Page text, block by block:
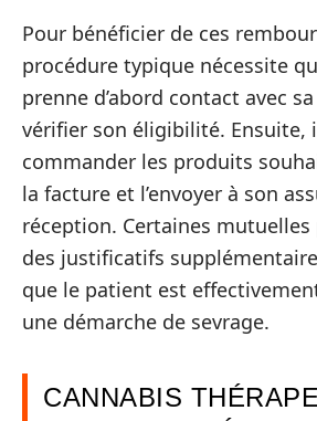
Pour bénéficier de ces
procédure typique nécessite
prenne d’abord contact avec
vérifier son éligibilité. Ensuite,
commander les produits
la facture et l’envoyer à son
réception. Certaines
des justificatifs
que le patient est
une démarche de sevrage.
CANNABIS